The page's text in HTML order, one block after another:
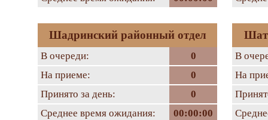
Шадринский районный отдел
В очереди:
0
На приеме:
0
Принято за день:
0
Среднее время ожидания:
00:00:00
В
На